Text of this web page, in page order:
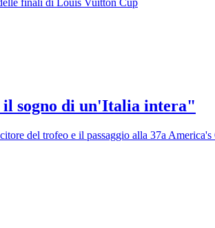
finali di Louis Vuitton Cup
il sogno di un'Italia intera"
del trofeo e il passaggio alla 37a America's